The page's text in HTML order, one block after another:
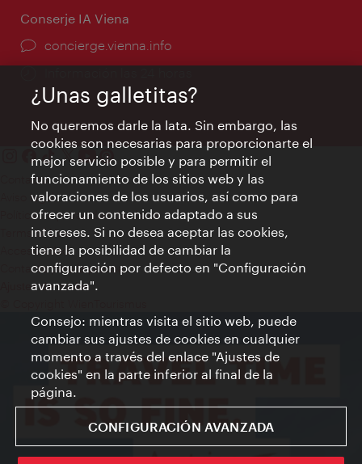
Conserje IA Viena
concierge.vienna.info
Contacto
Aviso legal
Política de privacidad de datos
Terms of Use
Accesibilidad
Contacto para la prensa
Ajustes de cookie
¿Unas galletitas?
No queremos darle la lata. Sin embargo, las
cookies son necesarias para proporcionarte el
mejor servicio posible y para permitir el
funcionamiento de los sitios web y las
valoraciones de los usuarios, así como para
ofrecer un contenido adaptado a sus
intereses. Si no desea aceptar las cookies,
tiene la posibilidad de cambiar la
configuración por defecto en "Configuración
avanzada".
Consejo: mientras visita el sitio web, puede
cambiar sus ajustes de cookies en cualquier
momento a través del enlace "Ajustes de
cookies" en la parte inferior al final de la
página.
CONFIGURACIÓN AVANZADA